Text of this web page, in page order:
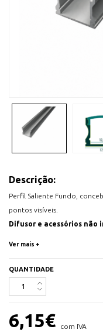
Descrição:
Perfil Saliente Fundo,
pontos visíveis.
Difusor e acessórios não
Máx. Potência Instalada:
Máx. Largura da fita: 12mm
Comprimento: 2 metros
Ver mais +
QUANTIDADE
6,15€ com IVA